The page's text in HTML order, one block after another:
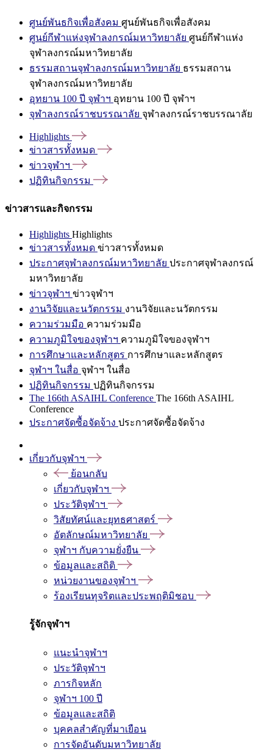
ศูนย์พันธกิจเพื่อสังคม ศูนย์พันธกิจเพื่อสังคม
ศูนย์กีฬาแห่งจุฬาลงกรณ์มหาวิทยาลัย ศูนย์กีฬาแห่ง
จุฬาลงกรณ์มหาวิทยาลัย
ธรรมสถานจุฬาลงกรณ์มหาวิทยาลัย ธรรมสถาน
จุฬาลงกรณ์มหาวิทยาลัย
อุทยาน 100 ปี จุฬาฯ อุทยาน 100 ปี จุฬาฯ
จุฬาลงกรณ์ราชบรรณาลัย จุฬาลงกรณ์ราชบรรณาลัย
Highlights
ข่าวสารทั้งหมด
ข่าวจุฬาฯ
ปฏิทินกิจกรรม
ข่าวสารและกิจกรรม
Highlights Highlights
ข่าวสารทั้งหมด ข่าวสารทั้งหมด
ประกาศจุฬาลงกรณ์มหาวิทยาลัย ประกาศจุฬาลงกรณ์
มหาวิทยาลัย
ข่าวจุฬาฯ ข่าวจุฬาฯ
งานวิจัยและนวัตกรรม งานวิจัยและนวัตกรรม
ความร่วมมือ ความร่วมมือ
ความภูมิใจของจุฬาฯ ความภูมิใจของจุฬาฯ
การศึกษาและหลักสูตร การศึกษาและหลักสูตร
จุฬาฯ ในสื่อ จุฬาฯ ในสื่อ
ปฏิทินกิจกรรม ปฏิทินกิจกรรม
The 166th ASAIHL Conference The 166th ASAIHL
Conference
ประกาศจัดซื้อจัดจ้าง ประกาศจัดซื้อจัดจ้าง
เกี่ยวกับจุฬาฯ
ย้อนกลับ
เกี่ยวกับจุฬาฯ
ประวัติจุฬาฯ
วิสัยทัศน์และยุทธศาสตร์
อัตลักษณ์มหาวิทยาลัย
จุฬาฯ กับความยั่งยืน
ข้อมูลและสถิติ
หน่วยงานของจุฬาฯ
ร้องเรียนทุจริตและประพฤติมิชอบ
รู้จักจุฬาฯ
แนะนำจุฬาฯ
ประวัติจุฬาฯ
ภารกิจหลัก
จุฬาฯ 100 ปี
ข้อมูลและสถิติ
บุคคลสำคัญที่มาเยือน
การจัดอันดับมหาวิทยาลัย